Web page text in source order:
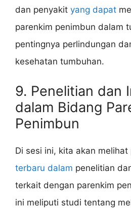
dan penyakit yang dapat
parenkim penimbun dalam
pentingnya perlindungan
kesehatan tumbuhan.
9. Penelitian dan
dalam Bidang
Penimbun
Di sesi ini, kita akan
terbaru dalam penelitian
terkait dengan parenkim
ini meliputi studi tentang